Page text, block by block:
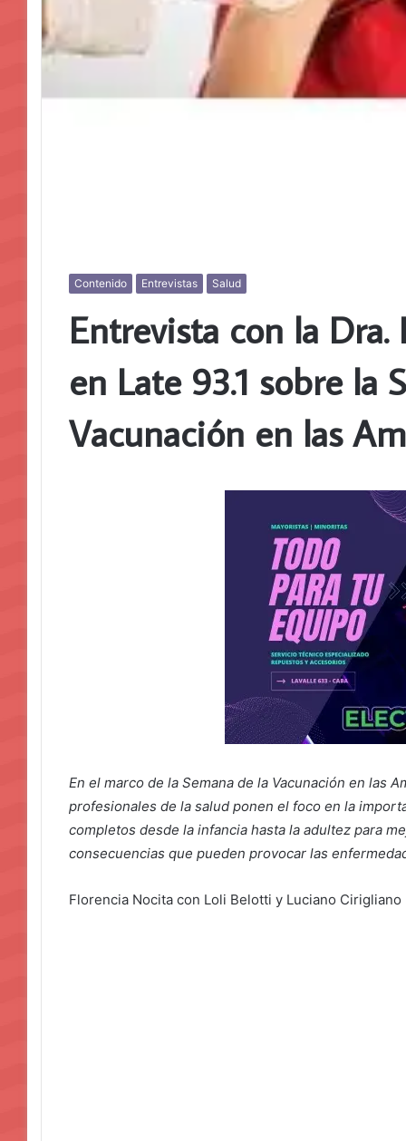
Contenido Entrevistas Salud
Entrevista con la
en Late 93.1 sobre la
Vacunación en las
En el marco de la Semana de la Vacunación en las
profesionales de la salud ponen el foco en la
completos desde la infancia hasta la adultez para
consecuencias que pueden provocar las
Florencia Nocita con Loli Belotti y Luciano Cirigliano